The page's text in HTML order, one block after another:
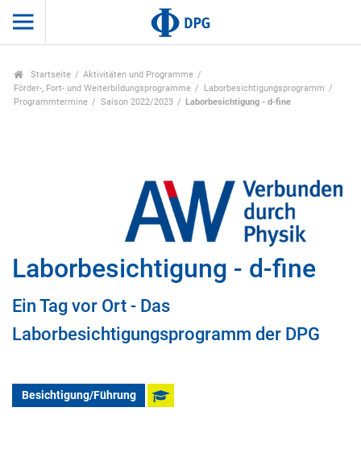
Startseite
Aktivitäten und Programme
Förder-, Fort- und Weiterbildungsprogramme
Laborbesichtigungsprogramm
Programmtermine
Saison 2022/2023 Laborbesichtigung - d-fine
Laborbesichtigung - d-fine
Ein Tag vor Ort - Das
Laborbesichtigungsprogramm der DPG
Besichtigung/Führung